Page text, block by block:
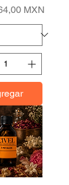
MXN
oferta